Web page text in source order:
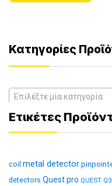
Κατηγορίες
Επιλέξτε μία κατηγορία
Ετικέτες
coil metal detector
detectors Quest pro QUEST